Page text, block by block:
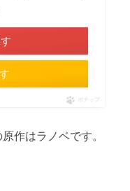
ポチップ
作はラノベです。